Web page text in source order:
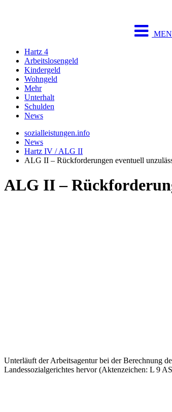
Hartz 4
Arbeitslosengeld
Kindergeld
Wohngeld
Mehr
Unterhalt
Schulden
News
sozialleistungen.info
News
Hartz IV / ALG II
ALG II – Rückforderungen eventuell
ALG II –
Unterläuft der Arbeitsagentur bei der Berechnung
Landessozialgerichtes hervor (Aktenzeichen: L 9